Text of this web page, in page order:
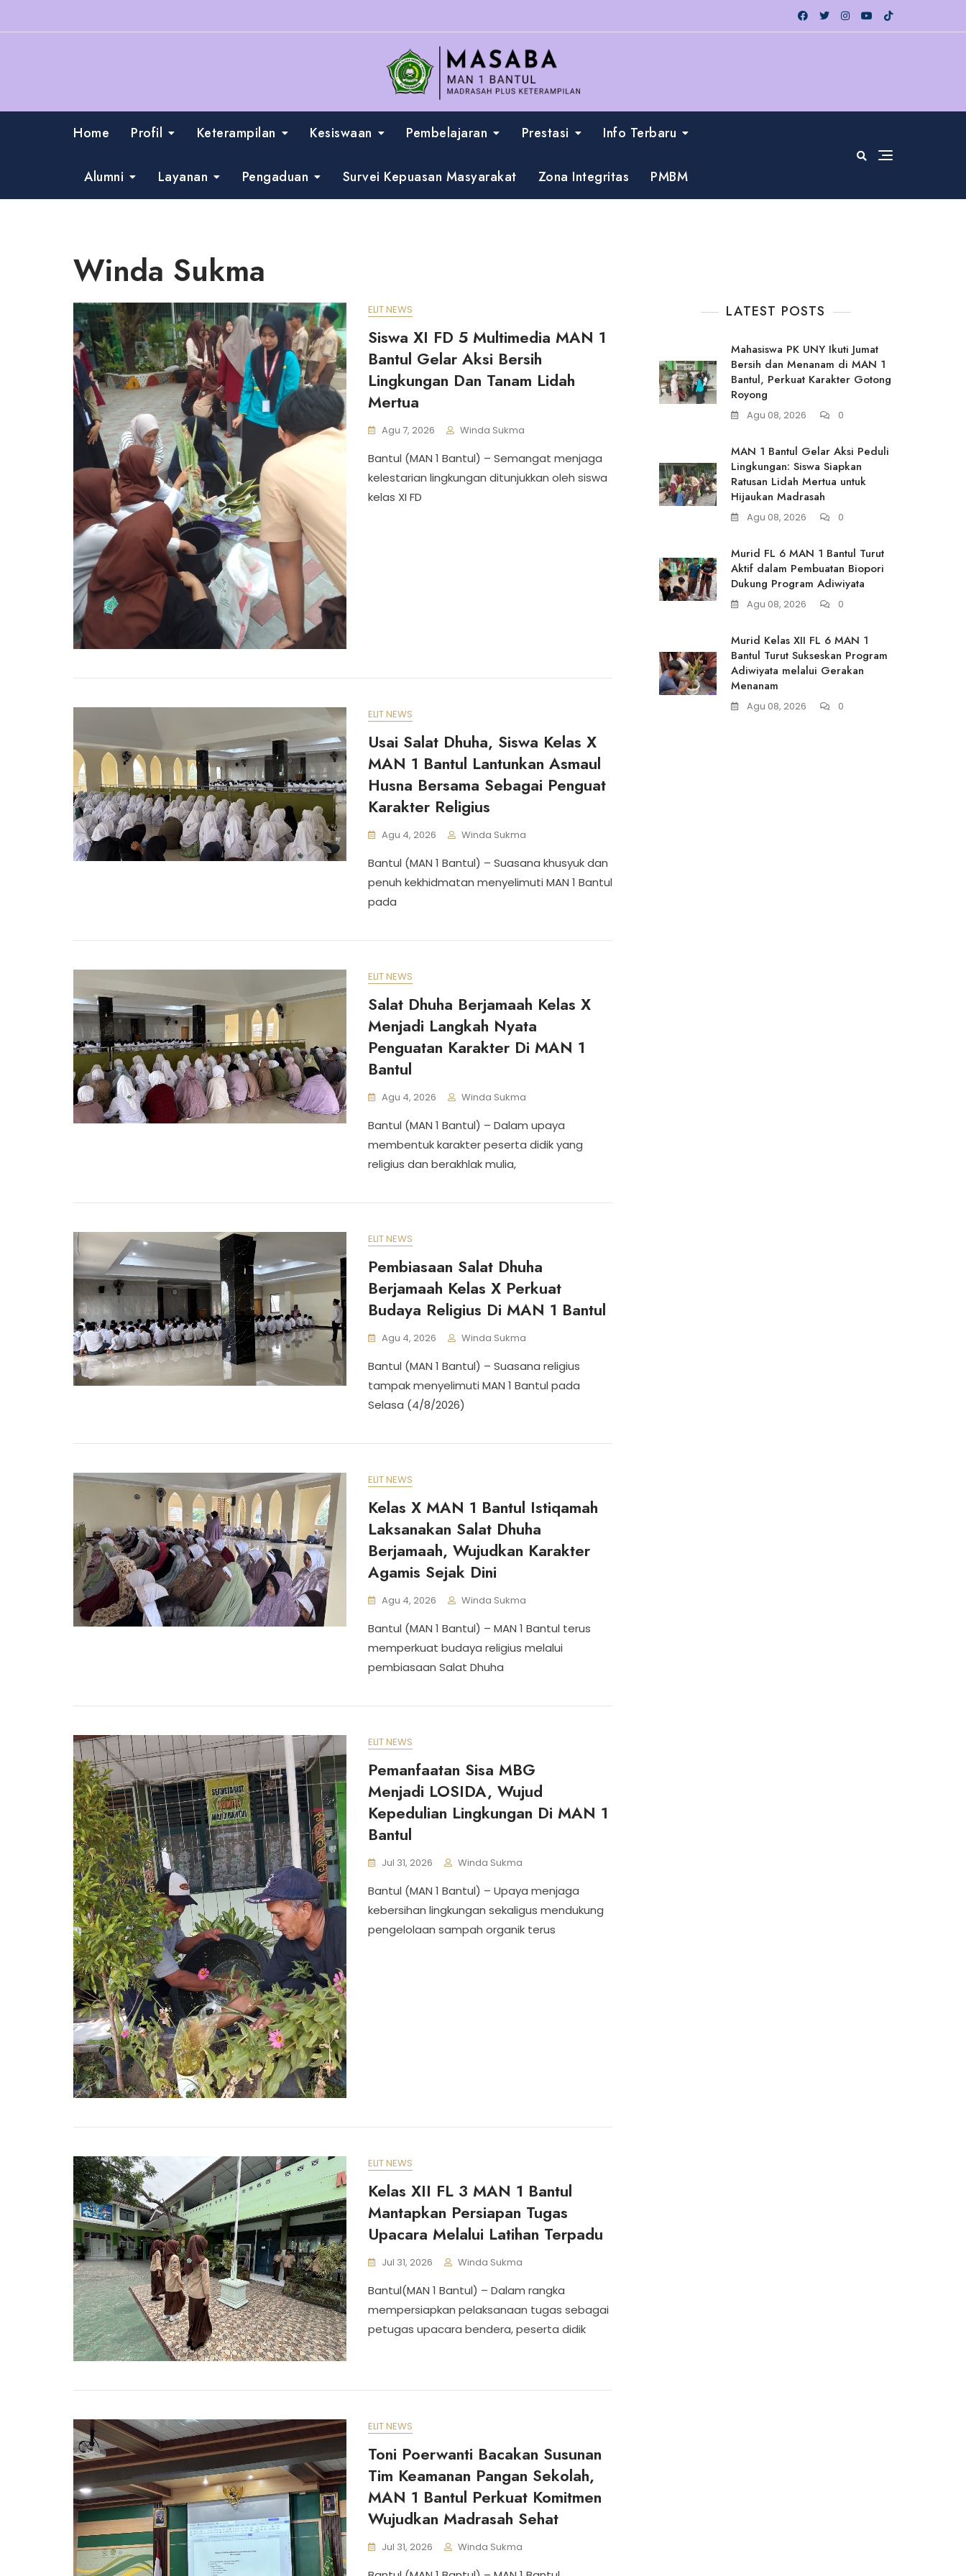
Home Profil Keterampilan Kesiswaan Pembelajaran Prestasi Info Terbaru
Alumni Layanan Pengaduan Survei Kepuasan Masyarakat Zona Integritas PMBM
Winda Sukma
ELIT NEWS
Siswa XI FD 5 Multimedia MAN 1
Bantul Gelar Aksi Bersih
Lingkungan Dan Tanam Lidah
Mertua
Agu 7, 2026 Winda Sukma
Bantul (MAN 1 Bantul) – Semangat menjaga
kelestarian lingkungan ditunjukkan oleh siswa
kelas XI FD
ELIT NEWS
Usai Salat Dhuha, Siswa Kelas X
MAN 1 Bantul Lantunkan Asmaul
Husna Bersama Sebagai Penguat
Karakter Religius
Agu 4, 2026 Winda Sukma
Bantul (MAN 1 Bantul) – Suasana khusyuk dan
penuh kekhidmatan menyelimuti MAN 1 Bantul
pada
ELIT NEWS
Salat Dhuha Berjamaah Kelas X
Menjadi Langkah Nyata
Penguatan Karakter Di MAN 1
Bantul
Agu 4, 2026 Winda Sukma
Bantul (MAN 1 Bantul) – Dalam upaya
membentuk karakter peserta didik yang
religius dan berakhlak mulia,
ELIT NEWS
Pembiasaan Salat Dhuha
Berjamaah Kelas X Perkuat
Budaya Religius Di MAN 1 Bantul
Agu 4, 2026 Winda Sukma
Bantul (MAN 1 Bantul) – Suasana religius
tampak menyelimuti MAN 1 Bantul pada
Selasa (4/8/2026)
ELIT NEWS
Kelas X MAN 1 Bantul Istiqamah
Laksanakan Salat Dhuha
Berjamaah, Wujudkan Karakter
Agamis Sejak Dini
Agu 4, 2026 Winda Sukma
Bantul (MAN 1 Bantul) – MAN 1 Bantul terus
memperkuat budaya religius melalui
pembiasaan Salat Dhuha
ELIT NEWS
Pemanfaatan Sisa MBG
Menjadi LOSIDA, Wujud
Kepedulian Lingkungan Di MAN 1
Bantul
Jul 31, 2026 Winda Sukma
Bantul (MAN 1 Bantul) – Upaya menjaga
kebersihan lingkungan sekaligus mendukung
pengelolaan sampah organik terus
ELIT NEWS
Kelas XII FL 3 MAN 1 Bantul
Mantapkan Persiapan Tugas
Upacara Melalui Latihan Terpadu
Jul 31, 2026 Winda Sukma
Bantul(MAN 1 Bantul) – Dalam rangka
mempersiapkan pelaksanaan tugas sebagai
petugas upacara bendera, peserta didik
ELIT NEWS
Toni Poerwanti Bacakan Susunan
Tim Keamanan Pangan Sekolah,
MAN 1 Bantul Perkuat Komitmen
Wujudkan Madrasah Sehat
Jul 31, 2026 Winda Sukma
LATEST POSTS
Mahasiswa PK UNY Ikuti Jumat
Bersih dan Menanam di MAN 1
Bantul, Perkuat Karakter Gotong
Royong
Agu 08, 2026 0
MAN 1 Bantul Gelar Aksi Peduli
Lingkungan: Siswa Siapkan
Ratusan Lidah Mertua untuk
Hijaukan Madrasah
Agu 08, 2026 0
Murid FL 6 MAN 1 Bantul Turut
Aktif dalam Pembuatan Biopori
Dukung Program Adiwiyata
Agu 08, 2026 0
Murid Kelas XII FL 6 MAN 1
Bantul Turut Sukseskan Program
Adiwiyata melalui Gerakan
Menanam
Agu 08, 2026 0